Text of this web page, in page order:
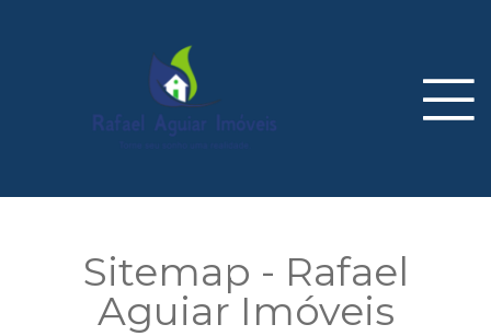
Sitemap - Rafael
Aguiar Imóveis